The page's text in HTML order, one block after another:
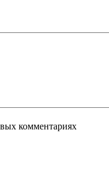
комментариях